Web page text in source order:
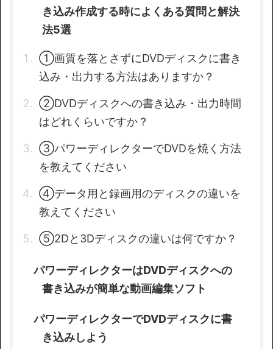
き込み作成する時によくある質問と解決
法5選
①画質を落とさずにDVDディスクに書き
込み・出力する方法はありますか？
②DVDディスクへの書き込み・出力時間
はどれくらいですか？
③パワーディレクターでDVDを焼く方法
を教えてください
④データ用と録画用のディスクの違いを
教えてください
⑤2Dと3Dディスクの違いは何ですか？
パワーディレクターはDVDディスクへの
書き込みが簡単な動画編集ソフト
パワーディレクターでDVDディスクに書
き込みしよう